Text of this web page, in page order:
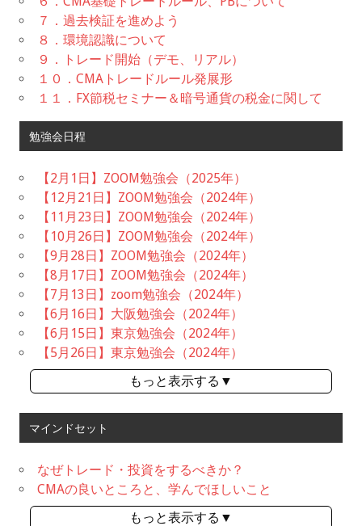
７．過去検証を進めよう
８．環境認識について
９．トレード開始（デモ、リアル）
１０．CMAトレードルール発展形
１１．FX節税セミナー＆暗号通貨の税金に関して
勉強会日程
【2月1日】ZOOM勉強会（2025年）
【12月21日】ZOOM勉強会（2024年）
【11月23日】ZOOM勉強会（2024年）
【10月26日】ZOOM勉強会（2024年）
【9月28日】ZOOM勉強会（2024年）
【8月17日】ZOOM勉強会（2024年）
【7月13日】zoom勉強会（2024年）
【6月16日】大阪勉強会（2024年）
【6月15日】東京勉強会（2024年）
【5月26日】東京勉強会（2024年）
もっと表示する▼
マインドセット
なぜトレード・投資をするべきか？
CMAの良いところと、学んでほしいこと
もっと表示する▼